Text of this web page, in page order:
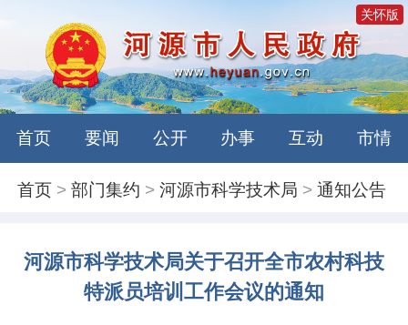
关怀版
首页 要闻 公开 办事 互动 市情
首页 >部门集约 >河源市科学技术局 >通知公告
河源市科学技术局关于召开全市农村科技
特派员培训工作会议的通知